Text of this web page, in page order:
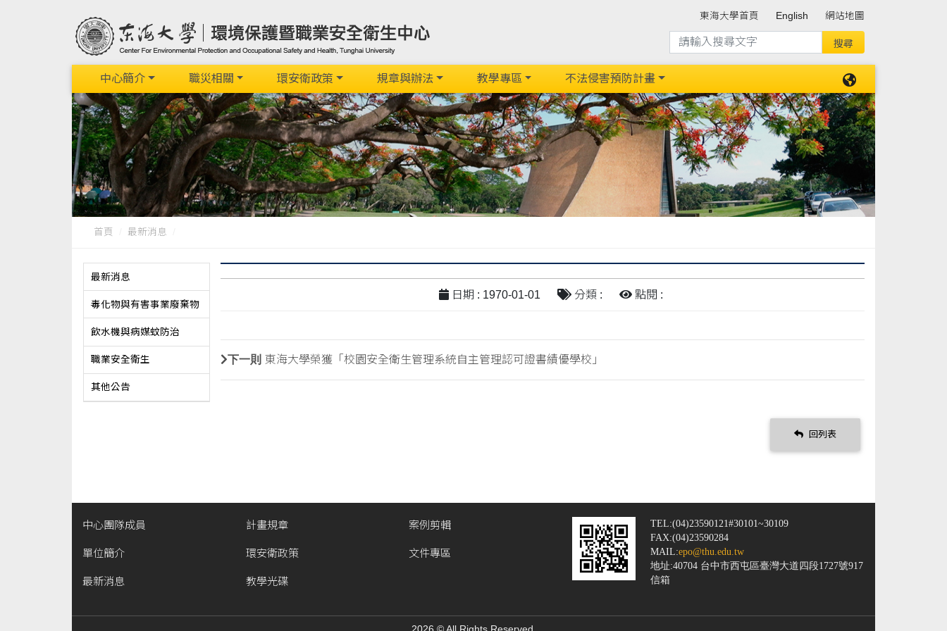
東海大學首頁 English 網站地圖
中心簡介 職災相關 環安衛政策 規章與辦法 教學專區 不法侵害預防計畫
首頁 最新消息
最新消息
毒化物與有害事業廢棄物
飲水機與病媒蚊防治
職業安全衛生
其他公告
日期 : 1970-01-01 分類 : 點閱 :
下一則 東海大學榮獲「校園安全衛生管理系統自主管理認可證書績優學校」
回列表
中心團隊成員
單位簡介
最新消息
計畫規章
環安衛政策
教學光碟
案例剪輯
文件專區
TEL:(04)23590121#30101~30109
FAX:(04)23590284
MAIL:epo@thu.edu.tw
地址:40704 台中市西屯區臺灣大道四段1727號917
信箱